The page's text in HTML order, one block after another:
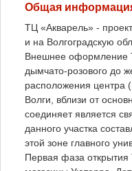
Общая
ТЦ «Акварель» -
и на Волгоградскую
Внешнее оформление
дымчато-розового до
расположения центра
Волги, вблизи от
соединяет является
данного участка
этой зоне главного
Первая фаза